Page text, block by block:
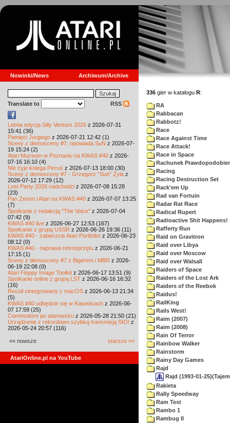
Nowinki/News Archiwum/Archive
Translate to RSS
Letnia edycja Silly Venture 2026 z 2026-07-31
15:41 (36)
Pamięci Jurgiego z 2026-07-21 12:42 (1)
Sceny z demosceny #7: opowiada SuN z 2026-07-
19 15:24 (2)
Atari Muzeum w Poznaniu na KWAS #40 z 2026-
07-16 16:10 (4)
Nie żyje kolega Pecuś z 2026-07-13 18:00 (30)
Sceny z demosceny #7 - Grzegorz "Sun" Żyła z
2026-07-12 17:29 (12)
Lost Party 2026 nadchodzi z 2026-07-08 15:28
(23)
Pan Zenon i Atari na KWAS #40 z 2026-07-07 13:25
(7)
Spotkanie z redakcją "The Voice" z 2026-07-04
07:42 (9)
KWAS #40 live z 2026-06-27 12:53 (167)
Spotkanie z grupą USSR z 2026-06-26 19:36 (11)
KWAS #40 - zabierzcie Atari Portfolio! z 2026-06-23
08:12 (0)
KWAS #40 - naprawa retrosprzętu z 2026-06-21
17:15 (1)
Sceny z demosceny #7 z Bigerem i MBR z 2026-
06-19 22:08 (0)
Atari Floppy Image Toolkit z 2026-06-17 13:51 (9)
Spotkanie online z grupą LST z 2026-06-16 16:32
(16)
Recoil zintegrowany z macOS z 2026-06-13 21:34
(5)
KWAS #40 odbędzie się w Katowicach z 2026-06-
07 17:59 (25)
Commodore po atarowsku z 2026-05-28 21:50 (21)
Urządzenie z rekordowo szybką transmisją SIO! z
2026-05-24 20:57 (116)
«« nowsze starsze »»
AtariOnline.pl na YouTube
336 gier w katalogu R:
RA
Rabbacan
Rabbotz!
Race
Race Against Time
Race Attack!
Race in Space
Rachunek
Racing
Racing Destruction Set
Rack'em Up
Rad van Fortuin
Radar Rat Race
Radical Rupert
Radioactive Shit Happens!
Rafferty Run
Raid on Gravitron
Raid over Libya
Raid over Moscow
Raid over Walsall
Raiders of Space
Raiders of the Lost Ark
Raiders of the Reebok
Raidus!
RailKing
Rails West!
Raim (2007)
Raim (2008)
Rain Of Terror
Rainbow Walker
Rainstorm
Rainy Day Games
Rajd
Rajd (1993-01-
Rakieta
Rally Speedway
Ram Test
Rambo 1
Rambug II